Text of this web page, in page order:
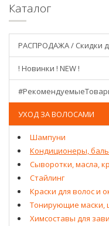
Каталог
РАСПРОДАЖА / Скидки
! Новинки ! NEW !
УХОД ЗА ВОЛОСАМИ
Шампуни
Кондиционеры,
Сыворотки, масла,
Стайлинг
Краски для волос и
Тонирующие маски,
Химсоставы для